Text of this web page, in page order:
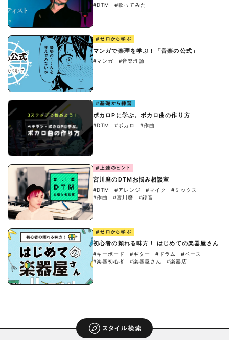
#DTM #歌ってみた
#ゼロから学ぶ
マンガで楽理を学ぶ！「音楽の公式」
#マンガ #音楽理論
#基礎から練習
ボカロPに学ぶ。ボカロ曲の作り方
#DTM #ボカロ #作曲
#上達のヒント
宮川麿のDTMお悩み相談室
#DTM #アレンジ #マイク
#ミックス
#作曲
#宮川麿 #録音
#ゼロから学ぶ
初心者の頼れる味方！ はじめての楽器屋さん
#キーボード #ギター #ドラム
#ベース
#楽器初心者
#楽器屋さん #楽器店
スタイル検索